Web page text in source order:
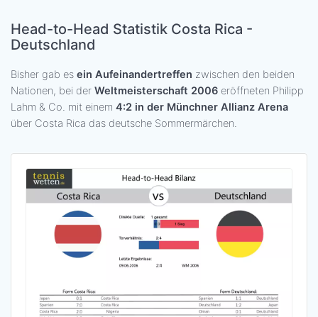
Head-to-Head Statistik Costa Rica -
Deutschland
Bisher gab es ein Aufeinandertreffen zwischen den beiden
Nationen, bei der Weltmeisterschaft 2006 eröffneten Philipp
Lahm & Co. mit einem 4:2 in der Münchner Allianz Arena
über Costa Rica das deutsche Sommermärchen.